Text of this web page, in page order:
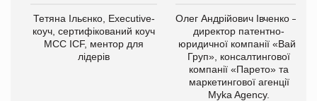
Тетяна Ільєнко, Executive-
коуч, сертифікований коуч
МСС ICF, ментор для
лідерів
Олег Андрійович Івченко —
директор патентно-
юридичної компанії «Вайз
Груп», консалтингової
компанії «Парето» та
маркетингової агенції
Myka Agency.